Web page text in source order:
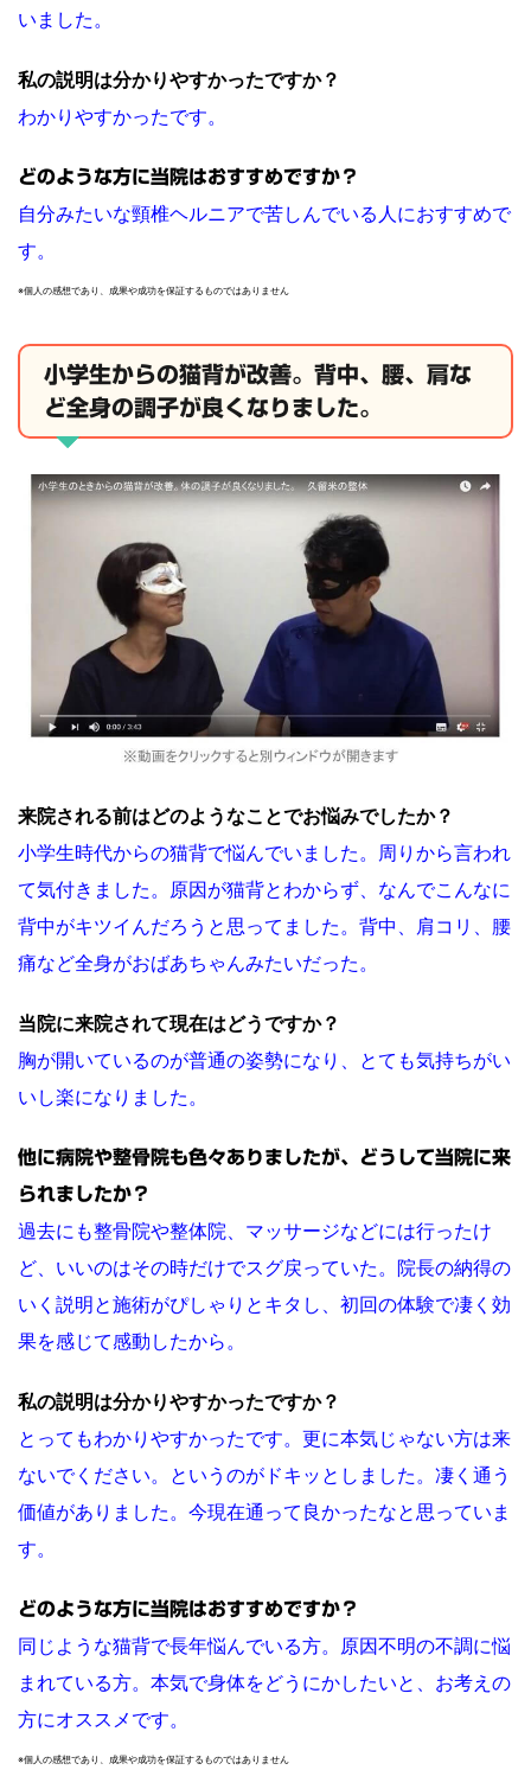
いました。
私の説明は分かりやすかったですか？
わかりやすかったです。
どのような方に当院はおすすめですか？
自分みたいな頸椎ヘルニアで苦しんでいる人におすすめで
す。
※個人の感想であり、成果や成功を保証するものではありません
小学生からの猫背が改善。背中、腰、肩な
ど全身の調子が良くなりました。
来院される前はどのようなことでお悩みでしたか？
小学生時代からの猫背で悩んでいました。周りから言われ
て気付きました。原因が猫背とわからず、なんでこんなに
背中がキツイんだろうと思ってました。背中、肩コリ、腰
痛など全身がおばあちゃんみたいだった。
当院に来院されて現在はどうですか？
胸が開いているのが普通の姿勢になり、とても気持ちがい
いし楽になりました。
他に病院や整骨院も色々ありましたが、どうして当院に来
られましたか？
過去にも整骨院や整体院、マッサージなどには行ったけ
ど、いいのはその時だけでスグ戻っていた。院長の納得の
いく説明と施術がぴしゃりとキタし、初回の体験で凄く効
果を感じて感動したから。
私の説明は分かりやすかったですか？
とってもわかりやすかったです。更に本気じゃない方は来
ないでください。というのがドキッとしました。凄く通う
価値がありました。今現在通って良かったなと思っていま
す。
どのような方に当院はおすすめですか？
同じような猫背で長年悩んでいる方。原因不明の不調に悩
まれている方。本気で身体をどうにかしたいと、お考えの
方にオススメです。
※個人の感想であり、成果や成功を保証するものではありません